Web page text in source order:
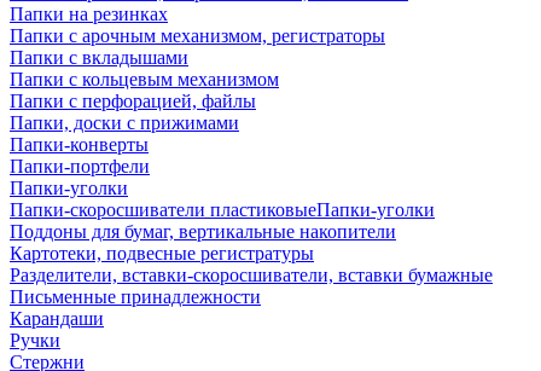
Папки на резинках
Папки с арочным механизмом, регистраторы
Папки с вкладышами
Папки с кольцевым механизмом
Папки с перфорацией, файлы
Папки, доски с прижимами
Папки-конверты
Папки-портфели
Папки-уголки
Папки-скоросшиватели пластиковыеПапки-уголки
Поддоны для бумаг, вертикальные накопители
Картотеки, подвесные регистратуры
Разделители, вставки-скоросшиватели, вставки бумажные
Письменные принадлежности
Карандаши
Ручки
Стержни